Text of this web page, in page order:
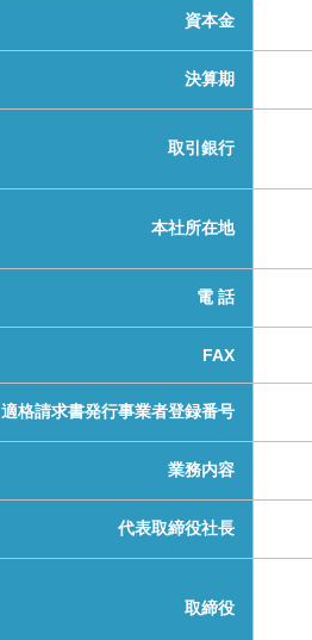
資本金
決算期
取引銀行
本社所在地
電 話
FAX
適格請求書発行事業者登録番号
業務内容
代表取締役社長
取締役